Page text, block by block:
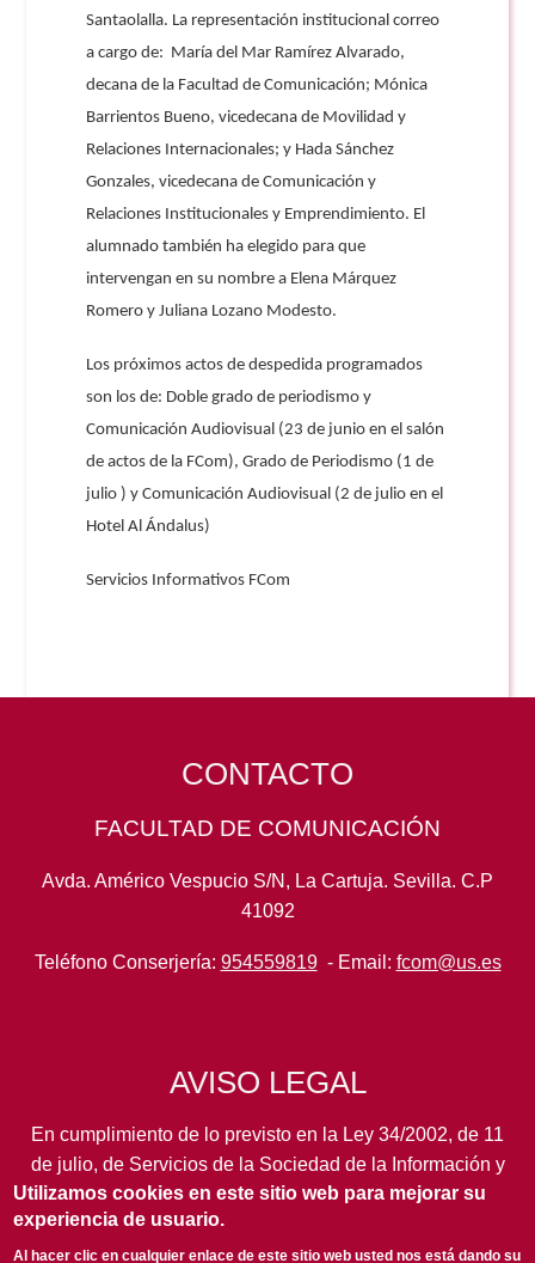
Santaolalla. La representación institucional correo
a cargo de: María del Mar Ramírez Alvarado,
decana de la Facultad de Comunicación; Mónica
Barrientos Bueno, vicedecana de Movilidad y
Relaciones Internacionales; y Hada Sánchez
Gonzales, vicedecana de Comunicación y
Relaciones Institucionales y Emprendimiento. El
alumnado también ha elegido para que
intervengan en su nombre a Elena Márquez
Romero y Juliana Lozano Modesto.
Los próximos actos de despedida programados
son los de: Doble grado de periodismo y
Comunicación Audiovisual (23 de junio en el salón
de actos de la FCom), Grado de Periodismo (1 de
julio ) y Comunicación Audiovisual (2 de julio en el
Hotel Al Ándalus)
Servicios Informativos FCom
CONTACTO
FACULTAD DE COMUNICACIÓN
Avda. Américo Vespucio S/N, La Cartuja. Sevilla. C.P
41092
Teléfono Conserjería: 954559819- Email: fcom@us.es
AVISO LEGAL
En cumplimiento de lo previsto en la Ley 34/2002, de 11
de julio, de Servicios de la Sociedad de la Información y
de Comercio Electrónico, así como en otras normas de
legal aplicación, se pone en conocimiento de los
usuarios de este portal de laUniversidad de Sevillalos
Utilizamos cookies en este sitio web para mejorar su
experiencia de usuario.
Al hacer clic en cualquier enlace de este sitio web usted nos está dando su